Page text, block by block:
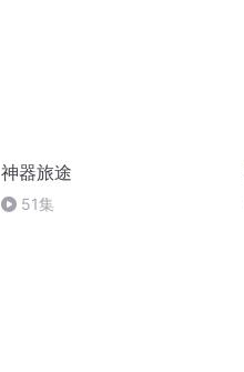
神器旅途
51集